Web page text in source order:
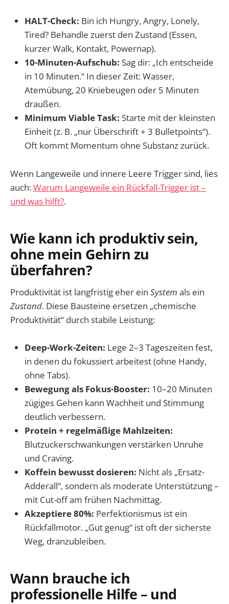
HALT-Check: Bin ich Hungry, Angry, Lonely,
Tired? Behandle zuerst den Zustand (Essen,
kurzer Walk, Kontakt, Powernap).
10-Minuten-Aufschub: Sag dir: „Ich entscheide
in 10 Minuten.“ In dieser Zeit: Wasser,
Atemübung, 20 Kniebeugen oder 5 Minuten
draußen.
Minimum Viable Task: Starte mit der kleinsten
Einheit (z. B. „nur Überschrift + 3 Bulletpoints“).
Oft kommt Momentum ohne Substanz zurück.
Wenn Langeweile und innere Leere Trigger sind, lies
auch:Warum Langeweile ein Rückfall-Trigger ist –
und was hilft?.
Wie kann ich produktiv sein,
ohne mein Gehirn zu
überfahren?
Produktivität ist langfristig eher ein System als ein
Zustand. Diese Bausteine ersetzen „chemische
Produktivität“ durch stabile Leistung:
Deep-Work-Zeiten: Lege 2–3 Tageszeiten fest,
in denen du fokussiert arbeitest (ohne Handy,
ohne Tabs).
Bewegung als Fokus-Booster: 10–20 Minuten
zügiges Gehen kann Wachheit und Stimmung
deutlich verbessern.
Protein + regelmäßige Mahlzeiten:
Blutzuckerschwankungen verstärken Unruhe
und Craving.
Koffein bewusst dosieren: Nicht als „Ersatz-
Adderall“, sondern als moderate Unterstützung –
mit Cut-off am frühen Nachmittag.
Akzeptiere 80%: Perfektionismus ist ein
Rückfallmotor. „Gut genug“ ist oft der sicherste
Weg, dranzubleiben.
Wann brauche ich
professionelle Hilfe – und